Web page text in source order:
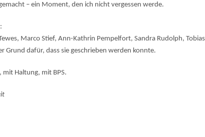
– ein Moment, den ich nicht vergessen werde.
Marco Stief, Ann-Kathrin Pempelfort, Sandra Rudolph,
Grund dafür, dass sie geschrieben werden konnte.
mit Haltung, mit BPS.